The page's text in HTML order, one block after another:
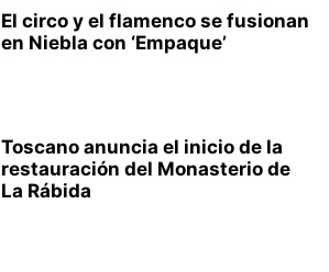
El circo y el flamenco se fusionan
en Niebla con ‘Empaque’
Toscano anuncia el inicio de la
restauración del Monasterio de
La Rábida